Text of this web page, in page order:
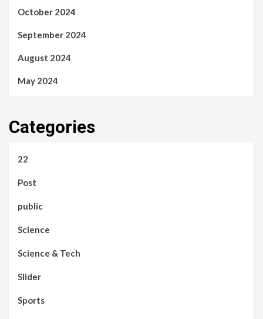
October 2024
September 2024
August 2024
May 2024
Categories
22
Post
public
Science
Science & Tech
Slider
Sports